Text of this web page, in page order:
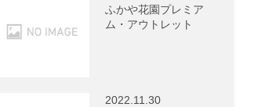
ふかや花園プレミア
ム・アウトレット
2022.11.30